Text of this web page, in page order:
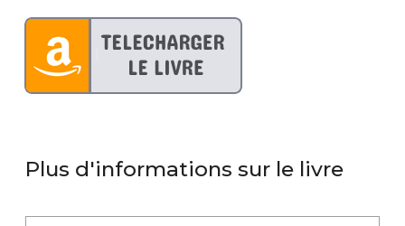
Plus d'informations sur le livre